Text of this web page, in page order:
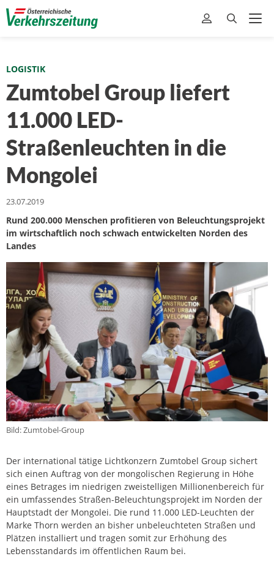
LOGISTIK
Zumtobel Group liefert
11.000 LED-
Straßenleuchten in die
Mongolei
23.07.2019
Rund 200.000 Menschen profitieren von Beleuchtungsprojekt
im wirtschaftlich noch schwach entwickelten Norden des
Landes
Bild: Zumtobel-Group
Der international tätige Lichtkonzern Zumtobel Group sichert
sich einen Auftrag von der mongolischen Regierung in Höhe
eines Betrages im niedrigen zweistelligen Millionenbereich für
ein umfassendes Straßen-Beleuchtungsprojekt im Norden der
Hauptstadt der Mongolei. Die rund 11.000 LED-Leuchten der
Marke Thorn werden an bisher unbeleuchteten Straßen und
Plätzen installiert und tragen somit zur Erhöhung des
Lebensstandards im öffentlichen Raum bei.